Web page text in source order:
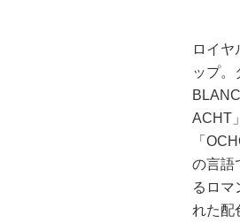
ロイ
ップ。
ACHT
「
の言語
るロマ
れた配